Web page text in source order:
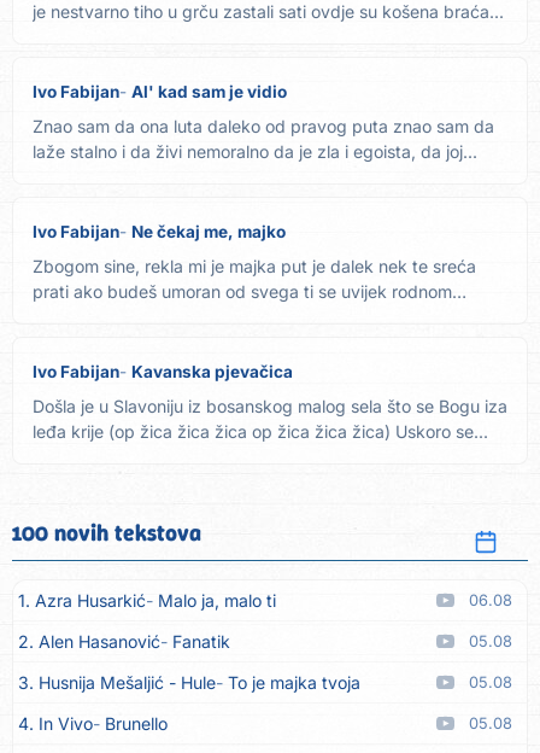
je nestvarno tiho u grču zastali sati ovdje su košena braća...
Ivo Fabijan Al' kad sam je vidio
Znao sam da ona luta daleko od pravog puta znao sam da
laže stalno i da živi nemoralno da je zla i egoista, da joj...
Ivo Fabijan Ne čekaj me, majko
Zbogom sine, rekla mi je majka put je dalek nek te sreća
prati ako budeš umoran od svega ti se uvijek rodnom
Ivo Fabijan Kavanska pjevačica
Došla je u Slavoniju iz bosanskog malog sela što se Bogu iza
leđa krije (op žica žica žica op žica žica žica) Uskoro se...
100 novih tekstova
1. Azra Husarkić Malo ja, malo ti 06.08
2. Alen Hasanović Fanatik 05.08
3. Husnija Mešaljić - Hule To je majka tvoja 05.08
4. In Vivo Brunello 05.08